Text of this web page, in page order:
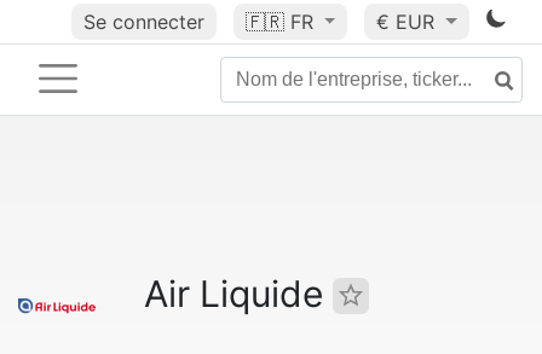
Se connecter 🇫🇷 FR € EUR
Air Liquide